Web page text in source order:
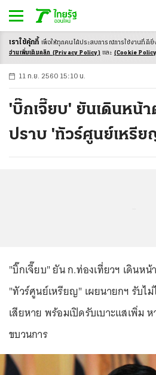
-ก ก ก+
11 ก.ย. 2560 15:10 น.
'บิ๊กเจี๊ยบ' ยันเดินหน้
ปราบ 'ทัวร์ศูนย์เหรี
"บิ๊กเจี๊ยบ" ยัน ก.ท่องเที่ยวฯ เดินห
"ทัวร์ศูนย์เหรียญ" เผยนายกฯ รับไ
เสียหาย พร้อมเปิดรับเบาะแสเพิ่ม
ขบวนการ
เราใช้คุ้กกี้ เพื่อให้ทุกคนได้ประสบการณ์การใช้งานที่ดียิ่
อ่านเพิ่มเติมคลิก (Privacy Policy) และ (Cookie